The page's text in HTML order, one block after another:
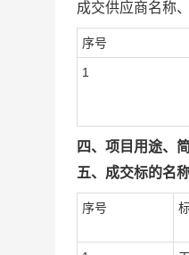
成交供应商名称
序号
1
四、项目用途、
五、成交标的名
序号